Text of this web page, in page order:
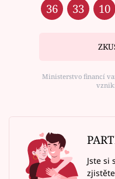
36 33 10
Ministerstvo financí
Jste si